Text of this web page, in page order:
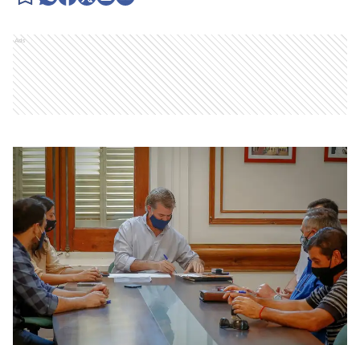
Ads